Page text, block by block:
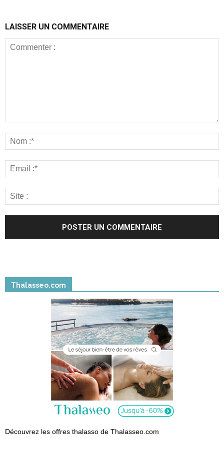
LAISSER UN COMMENTAIRE
Thalasseo.com
Découvrez les offres thalasso de Thalasseo.com